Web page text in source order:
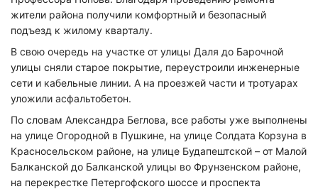
жители района получили комфортный и безопасный
подъезд к жилому кварталу.
В свою очередь на участке от улицы Даля до Барочной
улицы сняли старое покрытие, переустроили инженерные
сети и кабельные линии. А на проезжей части и тротуарах
уложили асфальтобетон.
По словам Александра Беглова, все работы уже выполнены
на улице Огородной в Пушкине, на улице Солдата Корзуна в
Красносельском районе, на улице Будапештской – от Малой
Балканской до Балканской улицы во Фрунзенском районе,
на перекрестке Петергофского шоссе и проспекта